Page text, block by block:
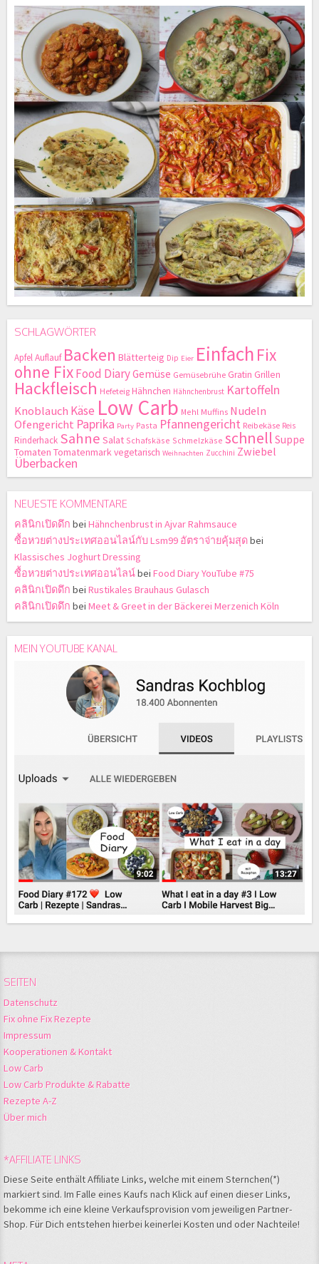
SCHLAGWÖRTER
ApfelAuflauf Backen Blätterteig Dip Eier Einfach Fix
ohne FixFood DiaryGemüse Gemüsebrühe Gratin Grillen
Hackfleisch Hefeteig Hähnchen Hähnchenbrust Kartoffeln
Knoblauch Käse Low Carb Mehl Muffins Nudeln
Ofengericht Paprika Party Pasta Pfannengericht Reibekäse Reis
Rinderhack Sahne Salat Schafskäse Schmelzkäse schnell Suppe
Tomaten Tomatenmarkvegetarisch Weihnachten Zucchini Zwiebel
Überbacken
NEUESTE KOMMENTARE
คลินิกเปิดดึก bei Hähnchenbrust in Ajvar Rahmsauce
ซื้อหวยต่างประเทศออนไลน์กับ Lsm99 อัตราจ่ายคุ้มสุดbei
Klassisches Joghurt Dressing
ซื้อหวยต่างประเทศออนไลน์bei Food Diary YouTube #75
คลินิกเปิดดึก bei Rustikales Brauhaus Gulasch
คลินิกเปิดดึก bei Meet & Greet in der Bäckerei Merzenich Köln
MEIN YOUTUBE KANAL
SEITEN
Datenschutz
Fix ohne Fix Rezepte
Impressum
Kooperationen & Kontakt
Low Carb
Low Carb Produkte & Rabatte
Rezepte A-Z
Über mich
*AFFILIATE LINKS
Diese Seite enthält Affiliate Links, welche mit einem Sternchen(*)
markiert sind. Im Falle eines Kaufs nach Klick auf einen dieser Links,
bekomme ich eine kleine Verkaufsprovision vom jeweiligen Partner-
Shop. Für Dich entstehen hierbei keinerlei Kosten und oder Nachteile!